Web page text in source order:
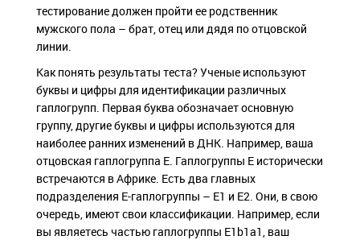
тестирование должен пройти ее родственник
мужского пола – брат, отец или дядя по отцовской
линии.
Как понять результаты теста? Ученые используют
буквы и цифры для идентификации различных
гаплогрупп. Первая буква обозначает основную
группу, другие буквы и цифры используются для
наиболее ранних изменений в ДНК. Например, ваша
отцовская гаплогруппа Е. Гаплогруппы E исторически
встречаются в Африке. Есть два главных
подразделения E-гаплогруппы – E1 и E2. Они, в свою
очередь, имеют свои классификации. Например, если
вы являетесь частью гаплогруппы E1b1a1, ваш